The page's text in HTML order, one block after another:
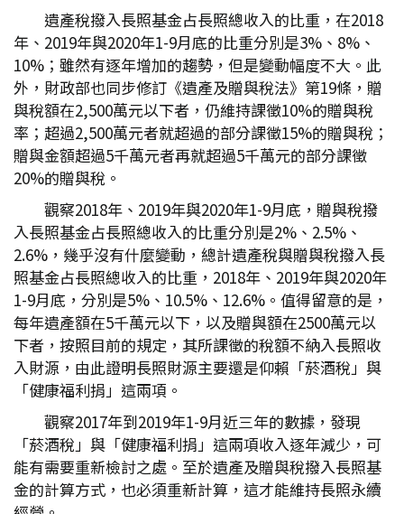
遺產稅撥入長照基金占長照總收入的比重，在2018
年、2019年與2020年1-9月底的比重分別是3%、8%、
10%；雖然有逐年增加的趨勢，但是變動幅度不大。此
外，財政部也同步修訂《遺產及贈與稅法》第19條，贈
與稅額在2,500萬元以下者，仍維持課徵10%的贈與稅
率；超過2,500萬元者就超過的部分課徵15%的贈與稅；
贈與金額超過5千萬元者再就超過5千萬元的部分課徵
20%的贈與稅。
觀察2018年、2019年與2020年1-9月底，贈與稅撥
入長照基金占長照總收入的比重分別是2%、2.5%、
2.6%，幾乎沒有什麼變動，總計遺產稅與贈與稅撥入長
照基金占長照總收入的比重，2018年、2019年與2020年
1-9月底，分別是5%、10.5%、12.6%。值得留意的是，
每年遺產額在5千萬元以下，以及贈與額在2500萬元以
下者，按照目前的規定，其所課徵的稅額不納入長照收
入財源，由此證明長照財源主要還是仰賴「菸酒稅」與
「健康福利捐」這兩項。
觀察2017年到2019年1-9月近三年的數據，發現
「菸酒稅」與「健康福利捐」這兩項收入逐年減少，可
能有需要重新檢討之處。至於遺產及贈與稅撥入長照基
金的計算方式，也必須重新計算，這才能維持長照永續